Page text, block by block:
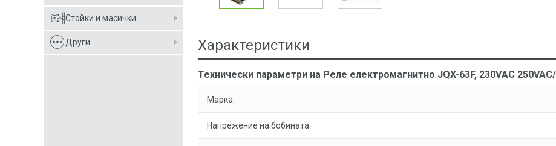
Стойки и масички
Други Характеристики
Технически параметри на Реле електромагнитно JQX-63F, 230VАC
Марка:
Напрежение на бобината: